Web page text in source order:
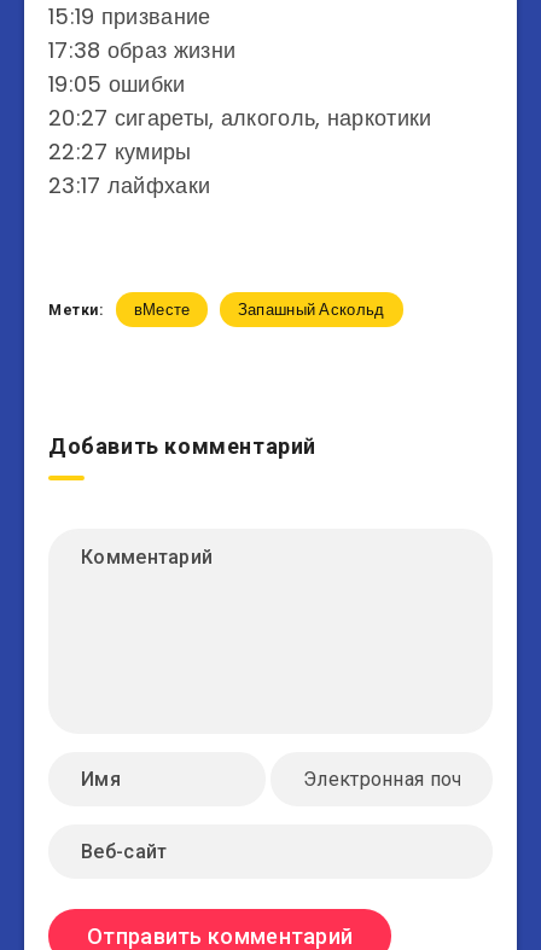
15:19 призвание
17:38 образ жизни
19:05 ошибки
20:27 сигареты, алкоголь, наркотики
22:27 кумиры
23:17 лайфхаки
Метки: вМесте Запашный Аскольд
Добавить комментарий